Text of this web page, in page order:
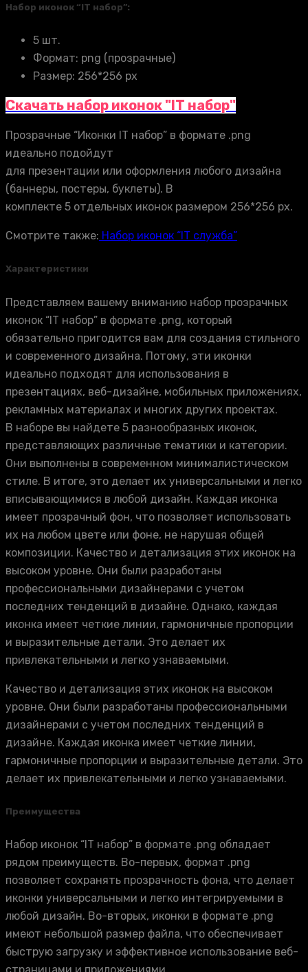
Набор иконок “IT набор”:
5 шт.
Формат: png (прозрачные)
Размер: 256*256 px
Скачать набор иконок "IT набор"
Прозрачные “Иконки IT набор” в формате .png
идеально подойдут
для презентации или оформления любого дизайна
(баннеры, постеры, буклеты). В
комплекте 5 отдельных иконок размером 256*256 px.
Смотрите также: Набор иконок “IT служба”
Характеристики
Представляем вашему вниманию набор прозрачных
иконок “IT набор” в формате .png, который
обязательно пригодится вам для создания стильного
и современного дизайна. Потому, эти иконки
идеально подходят для использования в
презентациях, веб-дизайне, мобильных приложениях,
рекламных материалах и многих других проектах.
В наборе вы найдете 5 разнообразных иконок,
представляющих различные тематики и категории.
Они выполнены в современном минималистическом
стиле. В итоге, это делает их универсальными и легко
вписывающимися в любой дизайн. Каждая иконка
имеет прозрачный фон, что позволяет использовать
их на любом цвете или фоне, не нарушая общей
композиции. Качество и детализация этих иконок на
высоком уровне. Они были разработаны
профессиональными дизайнерами с учетом
последних тенденций в дизайне. Однако, каждая
иконка имеет четкие линии, гармоничные пропорции
и выразительные детали. Это делает их
привлекательными и легко узнаваемыми.
Качество и детализация этих иконок на высоком
уровне. Они были разработаны профессиональными
дизайнерами с учетом последних тенденций в
дизайне. Каждая иконка имеет четкие линии,
гармоничные пропорции и выразительные детали. Это
делает их привлекательными и легко узнаваемыми.
Преимущества
Набор иконок “IT набор” в формате .png обладает
рядом преимуществ. Во-первых, формат .png
позволяет сохранять прозрачность фона, что делает
иконки универсальными и легко интегрируемыми в
любой дизайн. Во-вторых, иконки в формате .png
имеют небольшой размер файла, что обеспечивает
быструю загрузку и эффективное использование веб-